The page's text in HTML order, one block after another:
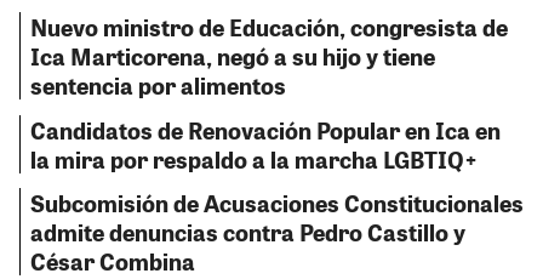
Nuevo ministro de Educación, congresista de
Ica Marticorena, negó a su hijo y tiene
sentencia por alimentos
Candidatos de Renovación Popular en Ica en
la mira por respaldo a la marcha LGBTIQ+
Subcomisión de Acusaciones Constitucionales
admite denuncias contra Pedro Castillo y
César Combina